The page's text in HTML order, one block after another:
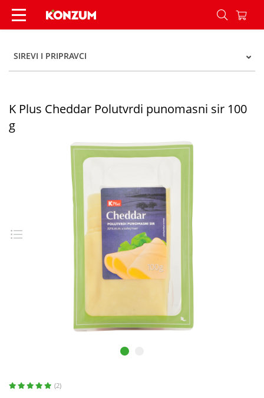
K Plus Cheddar Polutvrdi punomasni sir 100 g -
SIREVI I PRIPRAVCI
K Plus Cheddar Polutvrdi punomasni sir 100
g
(2)